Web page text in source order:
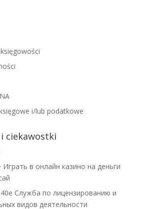
i/lub podatkowe
ciekawostki
в онлайн казино на деньги
Служба по лицензированию и
видов деятельности